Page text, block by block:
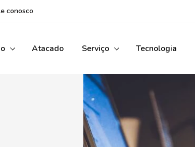
conosco
Atacado Serviço Tecnologia